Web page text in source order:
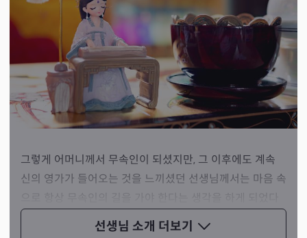
선생님 소개 더보기
그렇게 어머니께서 무속인이 되셨지만, 그 이후에도 계속
신의 영가가 들어오는 것을 느끼셨던 선생님께서는 마음 속
고 말씀하셨습니다.